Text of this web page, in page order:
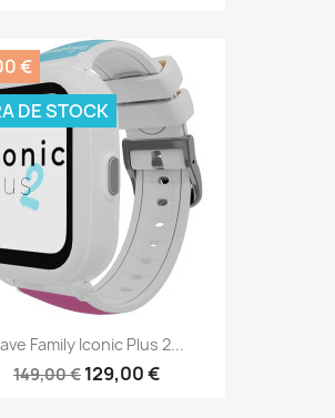
Family Iconic Plus 2...
149,00 € 129,00 €
€
DE STOCK